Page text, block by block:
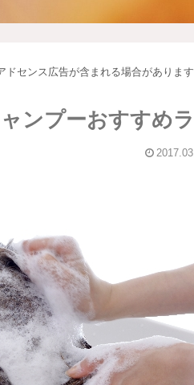
センス広告が含まれる場合があります
ンプーおすすめ